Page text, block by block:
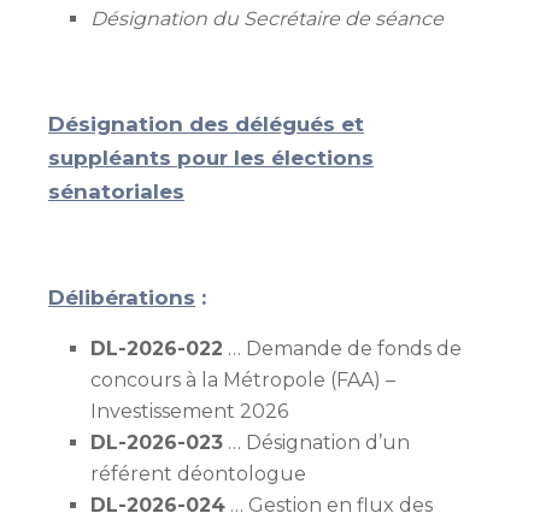
Désignation du Secrétaire de séance
Désignation des délégués et
suppléants pour les élections
sénatoriales
Délibérations :
DL-2026-022 … Demande de fonds de
concours à la Métropole (FAA) –
Investissement 2026
DL-2026-023 … Désignation d’un
référent déontologue
DL-2026-024 … Gestion en flux des